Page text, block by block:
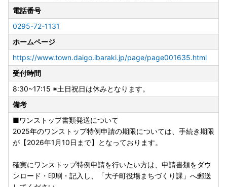
電話番号
0295-72-1131
ホームページ
https://www.town.daigo.ibaraki.jp/page/page001635.html
受付時間
8:30~17:15 ※土日祝日は休みとなります。
備考
■ワンストップ書類発送について
2025年のワンストップ特例申請の期限については、手続き期限
が【2026年1月10日まで】となっております。
確実にワンストップ特例申請を行いたい方は、申請書類をダウ
ンロード・印刷・記入し、「大子町役場まちづくり課」へ郵送